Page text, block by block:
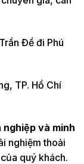
Đề đi Phú
TP. Hồ Chí
và minh
nghiệm thoải
quý khách.